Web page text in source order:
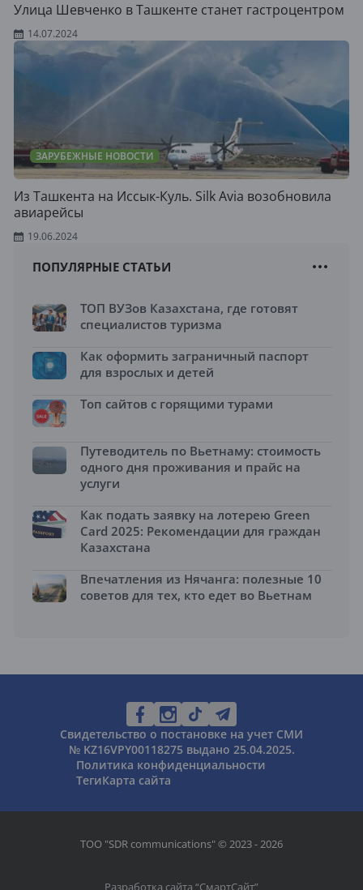
Улица Шевченко в Ташкенте станет гастроцентром
14.07.2024
ЗАРУБЕЖНЫЕ НОВОСТИ
Из Ташкента на Иссык-Куль. Silk Avia возобновила
авиарейсы
19.06.2024
ПОПУЛЯРНЫЕ СТАТЬИ
ТОП ВУЗов Казахстана, где готовят
специалистов туризма
Как оформить заграничный паспорт
для взрослых и детей
Топ сайтов с горящими турами
Путеводитель по Вьетнаму: стоимость
одного дня проживания и прайс на
услуги
Как подать заявку на лотерею Green
Card 2025: Рекомендации для граждан
Казахстана
Впечатления из Нячанга: полезные 10
советов для тех, кто едет во Вьетнам
Свидетельство о постановке на учет СМИ
№ KZ16VPY00118275 выдано 25.04.2025.
Политика конфиденциальности
ТегиКарта сайта
ТОО "SDR communications" © 2023 - 2026
Разработка сайта “СмартСайт”